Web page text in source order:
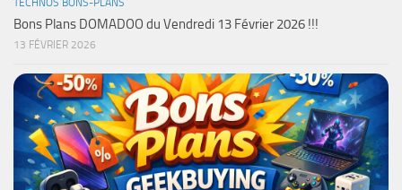
TECHNOS BONS-PLANS
Bons Plans DOMADOO du Vendredi 13 Février 2026 !!!
13 FÉVRIER 2026